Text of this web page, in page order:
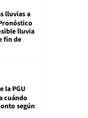
lluvias a
lluvia
fin de
la PGU
cuándo
según